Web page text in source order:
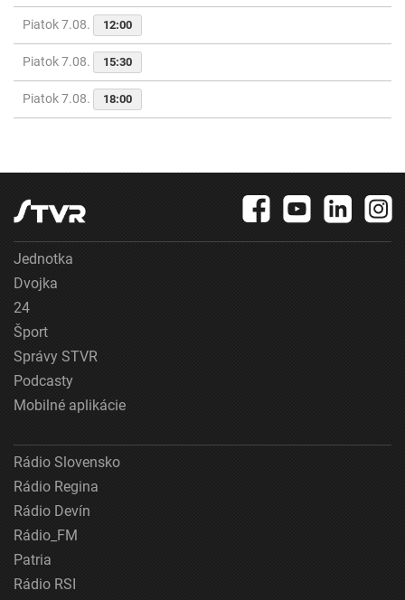
Piatok 7.08. 12:00
Piatok 7.08. 15:30
Piatok 7.08. 18:00
Jednotka
Dvojka
24
Šport
Správy STVR
Podcasty
Mobilné aplikácie
Rádio Slovensko
Rádio Regina
Rádio Devín
Rádio_FM
Patria
Rádio RSI